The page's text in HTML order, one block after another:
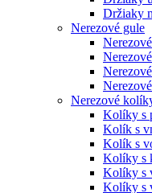
Držiaky
Nerezové gule
Nerezové
Kolíky s
Kolík s
Kolík s
Kolíky s
Kolíky s
Kolíky s